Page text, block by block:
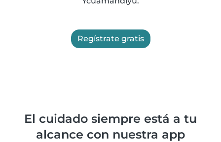
Regístrate gratis
El cuidado siempre está a tu
alcance con nuestra app